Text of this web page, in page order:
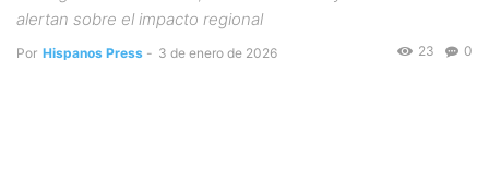
alertan sobre el impacto regional
Por Hispanos Press - 3 de enero de 2026 0
23